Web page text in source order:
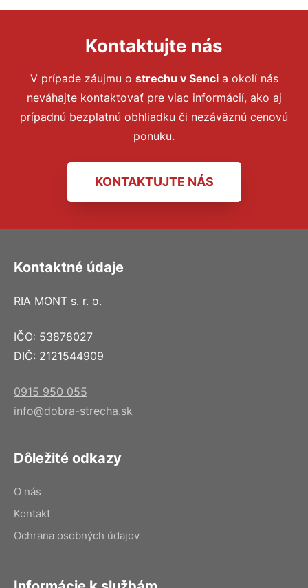
Kontaktujte nás
V prípade záujmu o strechu v Sencia okolí nás
neváhajte kontaktovať pre viac informácií, ako aj
prípadnú bezplatnú obhliadku či nezáväznú cenovú
ponuku.
KONTAKTUJTE NÁS
Kontaktné údaje
RIA MONT s. r. o.
IČO: 53878027
DIČ: 2121544909
0915 950 055
info@dobra-strecha.sk
Dôležité odkazy
O nás
Kontakt
Ochrana osobných údajov